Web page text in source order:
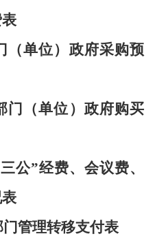
（单位）政府采购预
门（单位）政府购买
公”经费、会议费、
门管理转移支付表